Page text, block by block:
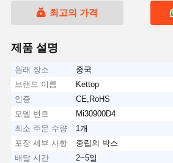
최고의 가격
제품 설명
원래 장소
중국
브랜드 이름
Kettop
인증
CE,RoHS
모델 번호
Mi30900D4
최소 주문 수량
1개
포장 세부 사항
중립의 박스
배달 시간
2~5일